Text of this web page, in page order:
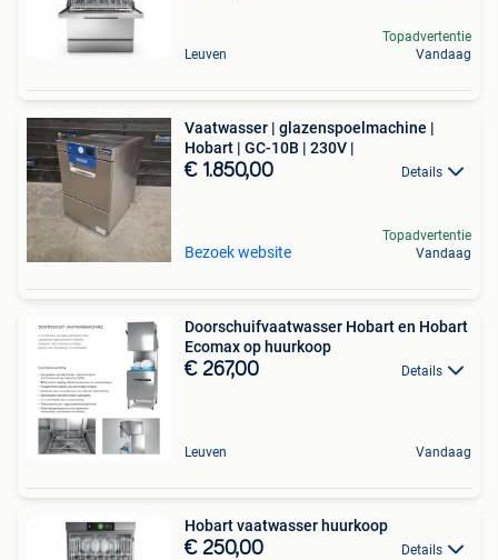
Leuven
Topadvertentie
Vandaag
Vaatwasser | glazenspoelmachine |
Hobart | GC-10B | 230V |
€ 1.850,00 Details
Bezoek website
Topadvertentie
Vandaag
Doorschuifvaatwasser Hobart en Hobart
Ecomax op huurkoop
€ 267,00 Details
Leuven Vandaag
Hobart vaatwasser huurkoop
€ 250,00 Details